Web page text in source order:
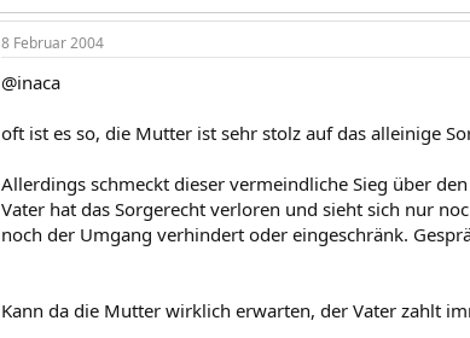
8 Februar 2004
@inaca
oft ist es so, die Mutter ist sehr stolz auf das alleinige
Allerdings schmeckt dieser vermeindliche Sieg über
Vater hat das Sorgerecht verloren und sieht sich nur
noch der Umgang verhindert oder eingeschränk.
Kann da die Mutter wirklich erwarten, der Vater zahlt